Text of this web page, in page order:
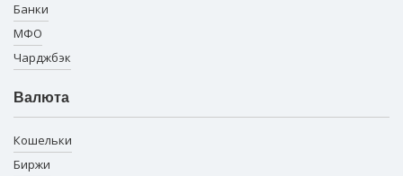
Банки
МФО
Чарджбэк
Валюта
Кошельки
Биржи